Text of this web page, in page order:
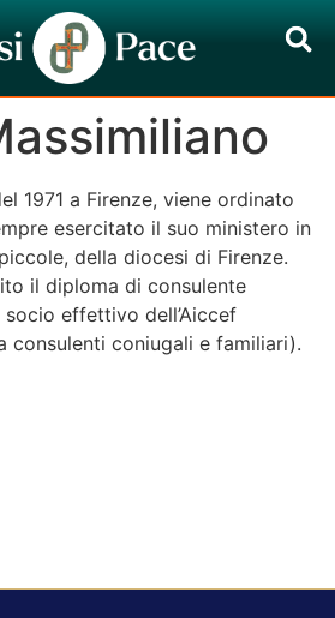
1971 a Firenze, viene ordinato
esercitato il suo ministero in
della diocesi di Firenze.
il diploma di consulente
effettivo dell’Aiccef
consulenti coniugali e familiari).